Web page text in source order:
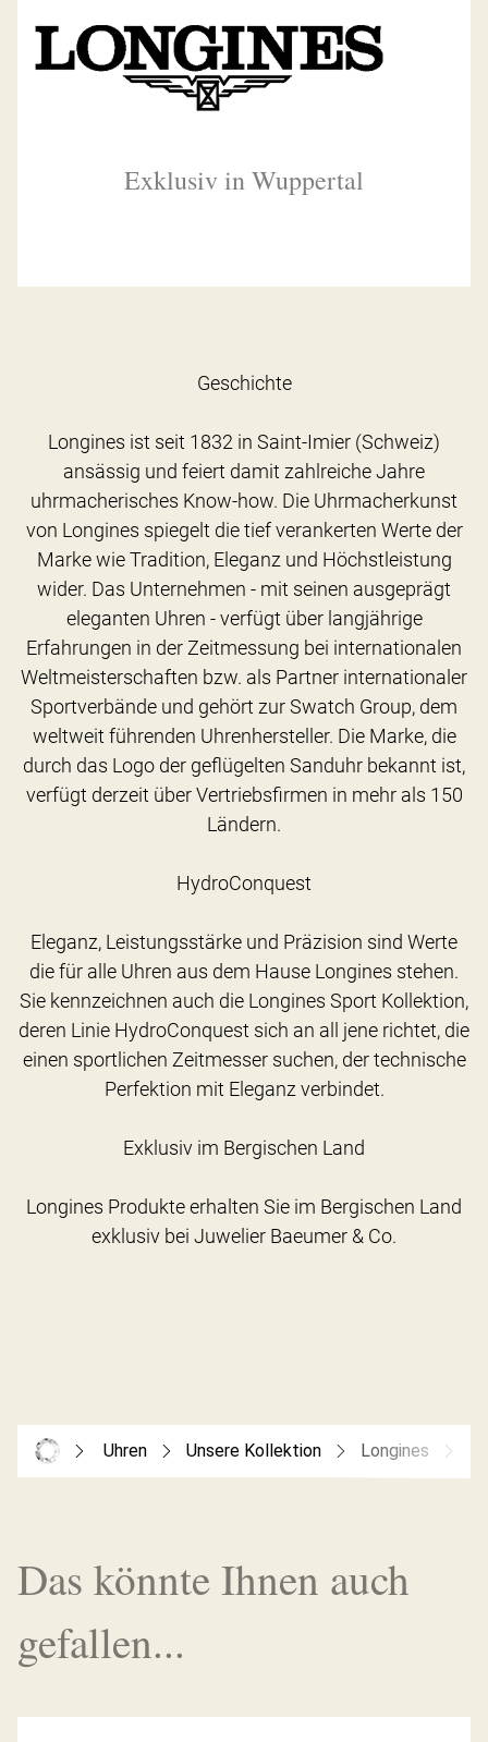
Exklusiv in Wuppertal
Geschichte
Longines ist seit 1832 in Saint-Imier (Schweiz)
ansässig und feiert damit zahlreiche Jahre
uhrmacherisches Know-how. Die Uhrmacherkunst
von Longines spiegelt die tief verankerten Werte der
Marke wie Tradition, Eleganz und Höchstleistung
wider. Das Unternehmen - mit seinen ausgeprägt
eleganten Uhren - verfügt über langjährige
Erfahrungen in der Zeitmessung bei internationalen
Weltmeisterschaften bzw. als Partner internationaler
Sportverbände und gehört zur Swatch Group, dem
weltweit führenden Uhrenhersteller. Die Marke, die
durch das Logo der geflügelten Sanduhr bekannt ist,
verfügt derzeit über Vertriebsfirmen in mehr als 150
Ländern.
HydroConquest
Eleganz, Leistungsstärke und Präzision sind Werte
die für alle Uhren aus dem Hause Longines stehen.
Sie kennzeichnen auch die Longines Sport Kollektion,
deren Linie HydroConquest sich an all jene richtet, die
einen sportlichen Zeitmesser suchen, der technische
Perfektion mit Eleganz verbindet.
Exklusiv im Bergischen Land
Longines Produkte erhalten Sie im Bergischen Land
Uhren Unsere Kollektion Longines
Das könnte Ihnen auch
gefallen...